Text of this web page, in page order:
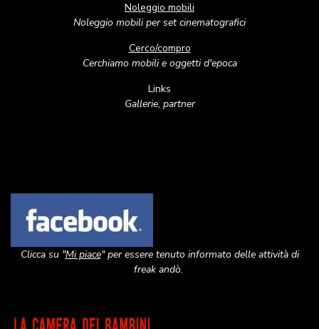
Noleggio mobili
Noleggio mobili per set cinematografici
Cerco/compro
Cerchiamo mobili e oggetti d'epoca
Links
Gallerie, partner
Clicca su "Mi piace" per essere tenuto informato delle attività di
freak andò.
Image